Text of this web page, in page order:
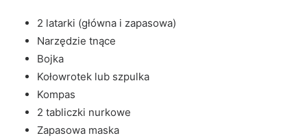
2 latarki (główna i zapasowa)
Narzędzie tnące
Bojka
Kołowrotek lub szpulka
Kompas
2 tabliczki nurkowe
Zapasowa maska